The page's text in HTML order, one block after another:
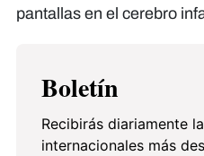
pantallas en el cerebro
Boletín
Recibirás diariamente
internacionales más